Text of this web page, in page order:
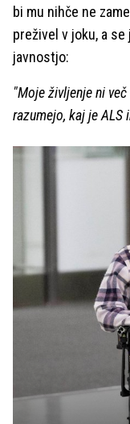
bi mu nihče ne
preživel v joku, a
javnostjo:
"Moje življenje ni
razumejo, kaj je